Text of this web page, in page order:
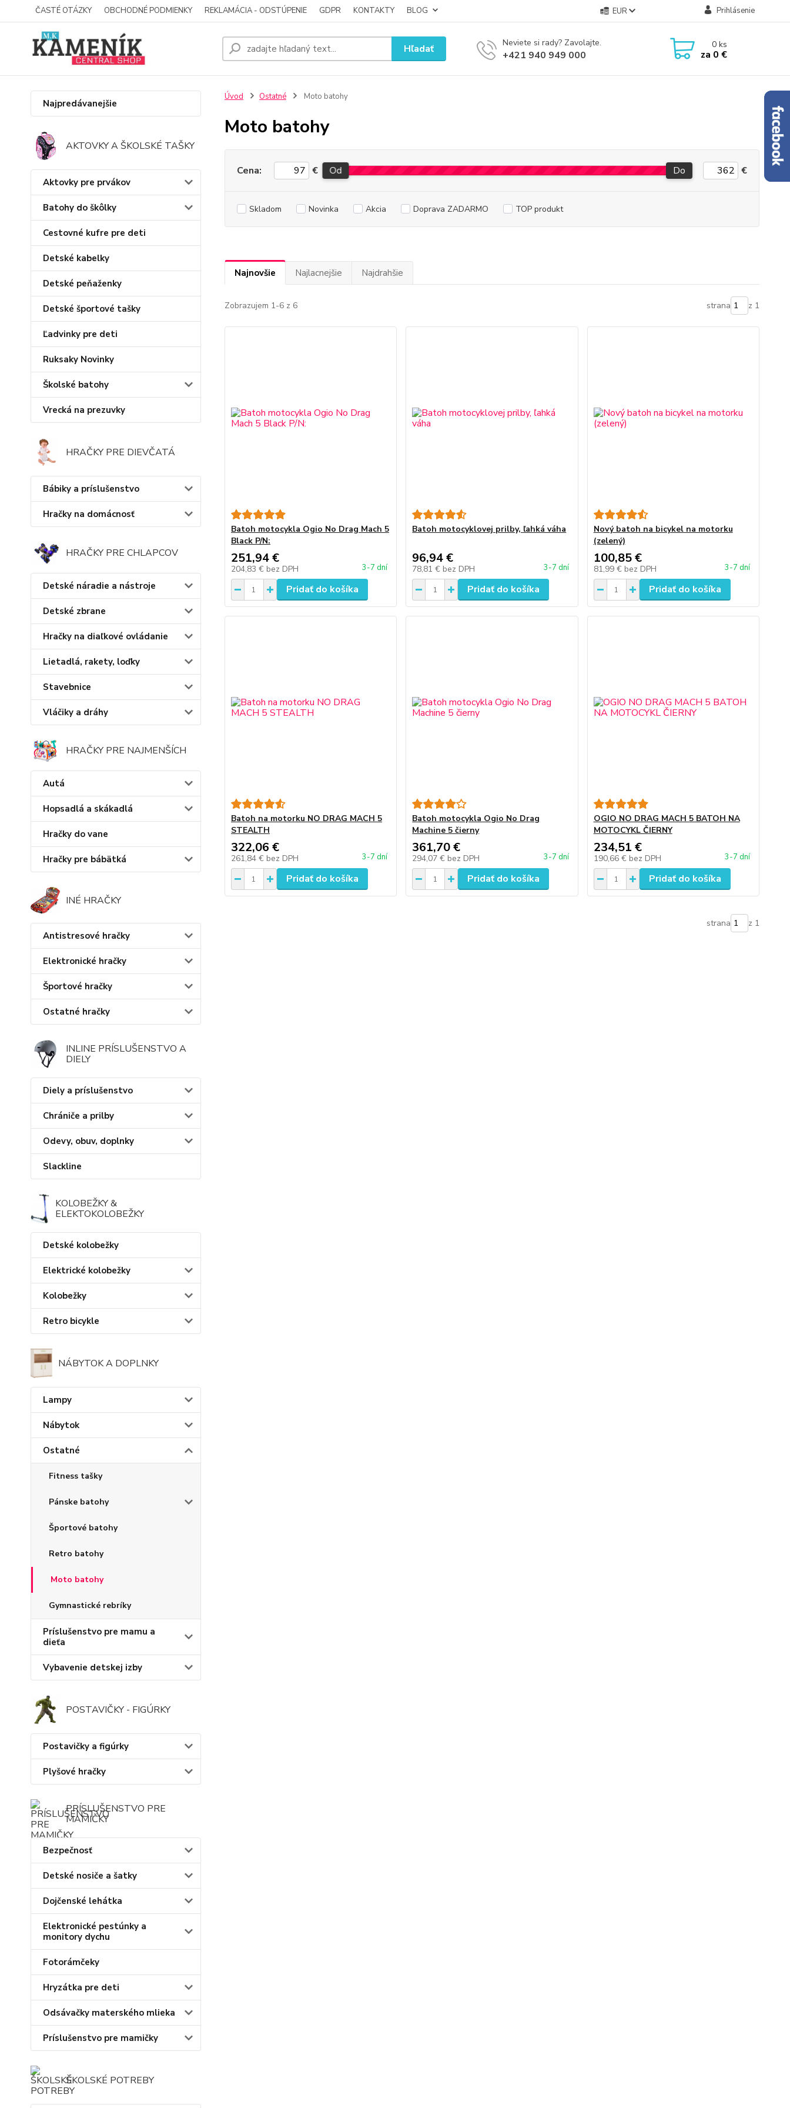
ČASTÉ OTÁZKY OBCHODNÉ PODMIENKY REKLAMÁCIA - ODSTÚPENIE GDPR KONTAKTY BLOG EUR Prihlásenie
Hľadať Neviete si rady? Zavolajte.
+421 940 949 000
0ks
za 0 €
Najpredávanejšie
AKTOVKY A ŠKOLSKÉ TAŠKY
Aktovky pre prvákov
Batohy do škôlky
Cestovné kufre pre deti
Detské kabelky
Detské peňaženky
Detské športové tašky
Ľadvinky pre deti
Ruksaky Novinky
Školské batohy
Vrecká na prezuvky
HRAČKY PRE DIEVČATÁ
Bábiky a príslušenstvo
Hračky na domácnosť
HRAČKY PRE CHLAPCOV
Detské náradie a nástroje
Detské zbrane
Hračky na diaľkové ovládanie
Lietadlá, rakety, loďky
Stavebnice
Vláčiky a dráhy
HRAČKY PRE NAJMENŠÍCH
Autá
Hopsadlá a skákadlá
Hračky do vane
Hračky pre bábätká
INÉ HRAČKY
Antistresové hračky
Elektronické hračky
Športové hračky
Ostatné hračky
INLINE PRÍSLUŠENSTVO A
DIELY
Diely a príslušenstvo
Chrániče a prilby
Odevy, obuv, doplnky
Slackline
KOLOBEŽKY &
ELEKTOKOLOBEŽKY
Detské kolobežky
Elektrické kolobežky
Kolobežky
Retro bicykle
NÁBYTOK A DOPLNKY
Lampy
Nábytok
Ostatné
Fitness tašky
Pánske batohy
Športové batohy
Retro batohy
Moto batohy
Gymnastické rebríky
Príslušenstvo pre mamu a
dieťa
Vybavenie detskej izby
POSTAVIČKY - FIGÚRKY
Postavičky a figúrky
Plyšové hračky
PRÍSLUŠENSTVO PRE
MAMIČKY
Bezpečnosť
Detské nosiče a šatky
Dojčenské lehátka
Elektronické pestúnky a
monitory dychu
Fotorámčeky
Hryzátka pre deti
Odsávačky materského mlieka
Príslušenstvo pre mamičky
ŠKOLSKÉ POTREBY
Úvod Ostatné Moto batohy
Moto batohy
Cena: € Od Do €
Skladom Novinka Akcia Doprava ZADARMO TOP produkt
Najnovšie Najlacnejšie Najdrahšie
Zobrazujem 1-6 z 6 strana z 1
Batoh motocykla Ogio No Drag Mach 5
Black P/N:
251,94 €
204,83 € bez DPH 3-7 dní
Pridať do košíka
Batoh motocyklovej prilby, ľahká váha
96,94 €
78,81 € bez DPH 3-7 dní
Pridať do košíka
Nový batoh na bicykel na motorku
(zelený)
100,85 €
81,99 € bez DPH 3-7 dní
Pridať do košíka
Batoh na motorku NO DRAG MACH 5
STEALTH
322,06 €
261,84 € bez DPH 3-7 dní
Pridať do košíka
Batoh motocykla Ogio No Drag
Machine 5 čierny
361,70 €
294,07 € bez DPH 3-7 dní
Pridať do košíka
OGIO NO DRAG MACH 5 BATOH NA
MOTOCYKL ČIERNY
234,51 €
190,66 € bez DPH 3-7 dní
Pridať do košíka
strana z 1